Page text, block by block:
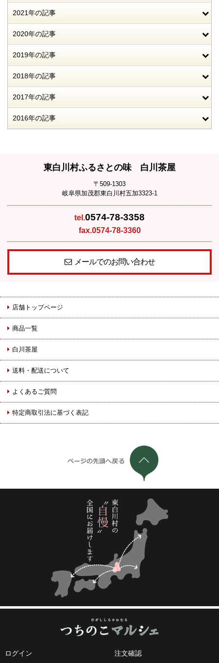
2021年の記事
2020年の記事
2019年の記事
2018年の記事
2017年の記事
2016年の記事
東白川村ふるさとの味 白川茶屋
〒509-1303
岐阜県加茂郡東白川村五加3323-1
tel.0574-78-3358
fax.0574-78-3360
メールでのお問い合わせ
店舗トップページ
商品一覧
白川茶屋
送料・配送について
よくあるご質問
特定商取引法に基づく表記
ログイン 注文確認